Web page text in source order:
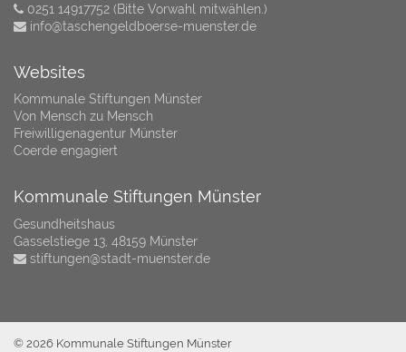
0251 14917752 (Bitte Vorwahl mitwählen.)
info@taschengeldboerse-muenster.de
Websites
Kommunale Stiftungen Münster
Von Mensch zu Mensch
Freiwilligenagentur Münster
Coerde engagiert
Kommunale Stiftungen Münster
Gesundheitshaus
Gasselstiege 13, 48159 Münster
stiftungen@stadt-muenster.de
© 2026 Kommunale Stiftungen Münster